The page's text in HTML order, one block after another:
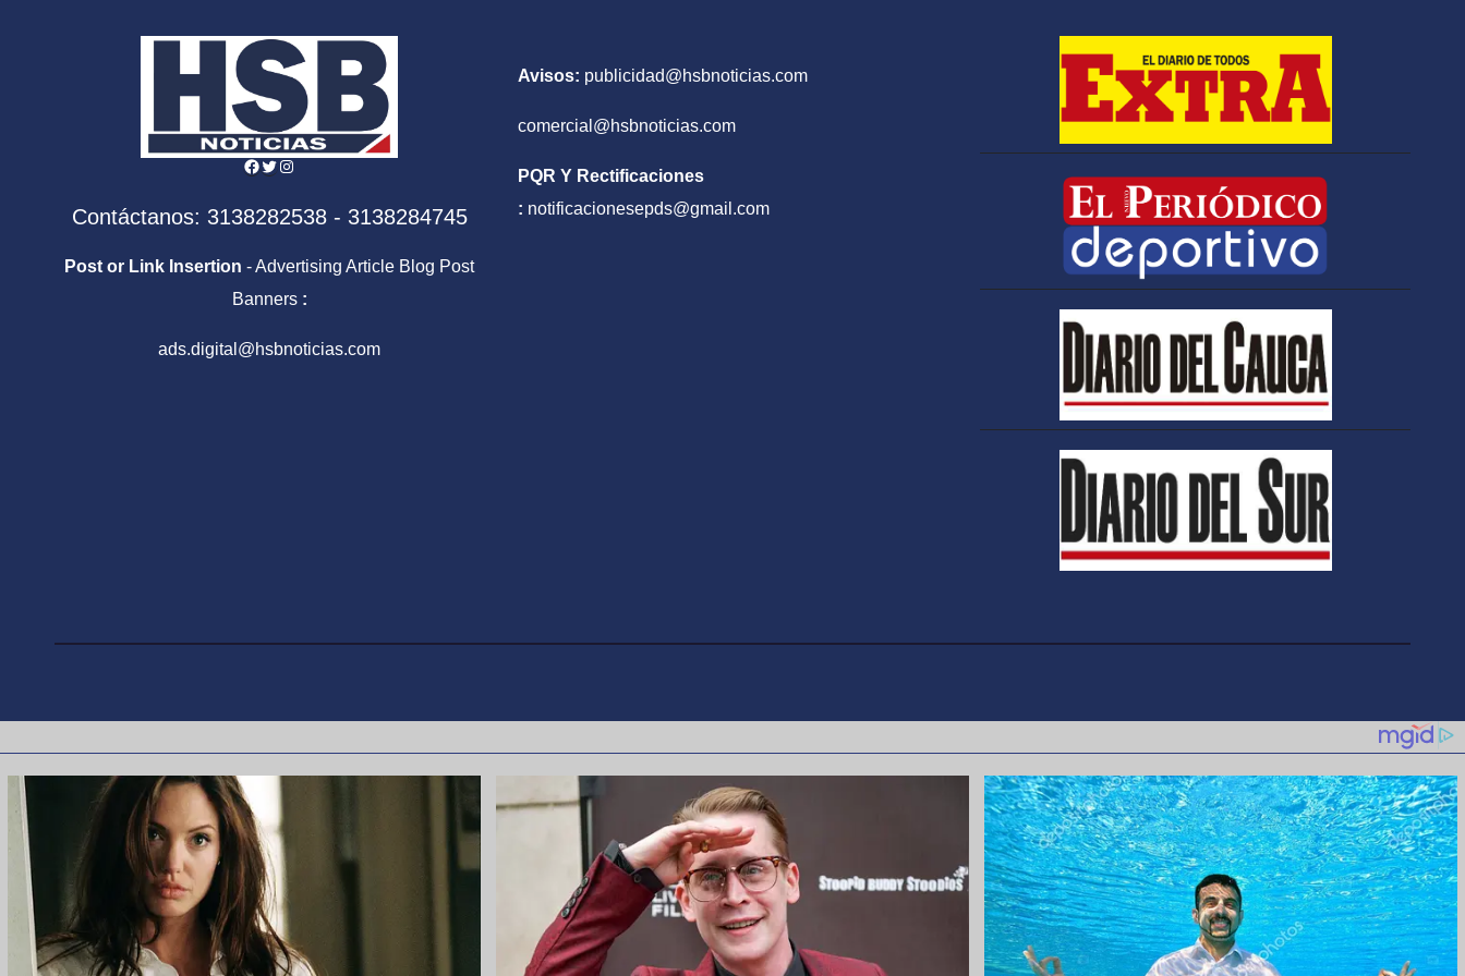
Facebook
Twitter
Instagram
Contáctanos: 3138282538 - 3138284745
Post or Link Insertion - Advertising Article Blog Post
Banners :
ads.digital@hsbnoticias.com
Avisos: publicidad@hsbnoticias.com
comercial@hsbnoticias.com
PQR Y Rectificaciones
: notificacionesepds@gmail.com